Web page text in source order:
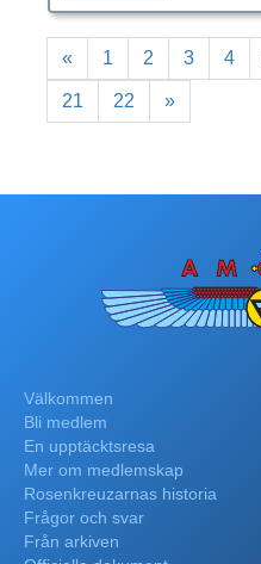
« 1 2 3 4
21 22 »
Välkommen
Bli medlem
En upptäcktsresa
Mer om medlemskap
Rosenkreuzarnas historia
Frågor och svar
Från arkiven